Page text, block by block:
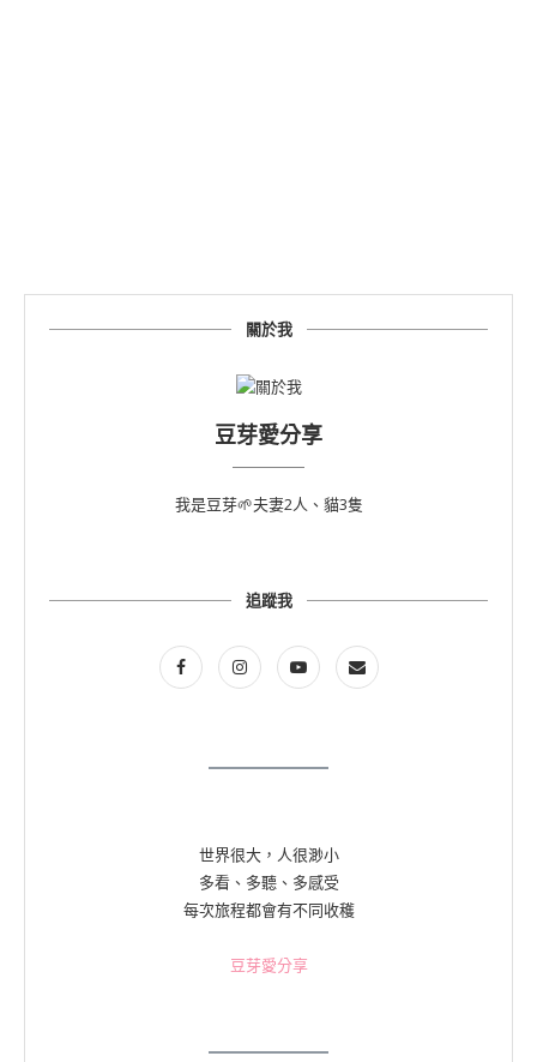
關於我
豆芽愛分享
我是豆芽🌱夫妻2人、貓3隻
追蹤我
世界很大，人很渺小
多看、多聽、多感受
每次旅程都會有不同收穫
豆芽愛分享